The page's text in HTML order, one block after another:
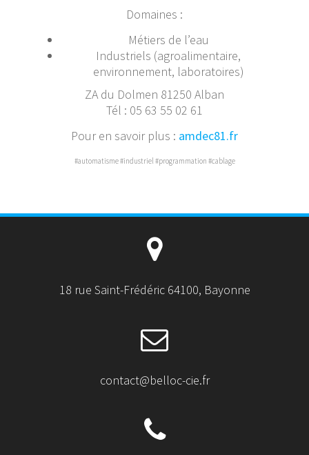
Domaines :
Métiers de l’eau
Industriels (agroalimentaire,
environnement, laboratoires)
ZA du Dolmen 81250 Alban
Tél : 05 63 55 02 61
Pour en savoir plus : amdec81.fr
#automatisme #industriel #programmation #cablage
18 rue Saint-Frédéric 64100, Bayonne
contact@belloc-cie.fr